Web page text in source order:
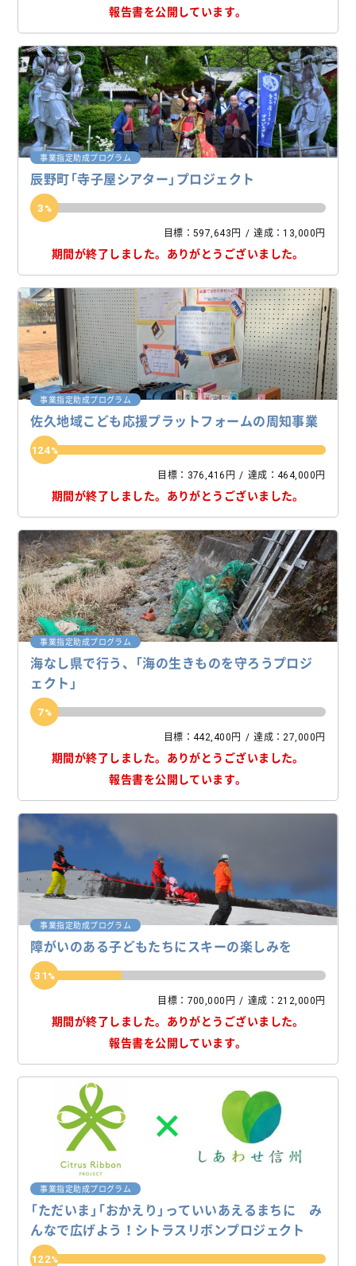
報告書を公開しています。
事業指定助成プログラム
辰野町「寺子屋シアター」プロジェクト
3
目標：597,643円 達成：13,000円
期間が終了しました。 ありがとうございました。
事業指定助成プログラム
佐久地域こども応援プラットフォームの周知事業
124
目標：376,416円 達成：464,000円
期間が終了しました。 ありがとうございました。
事業指定助成プログラム
海なし県で行う、「海の生きものを守ろうプロジ
ェクト」
7
目標：442,400円 達成：27,000円
期間が終了しました。 ありがとうございました。
報告書を公開しています。
事業指定助成プログラム
障がいのある子どもたちにスキーの楽しみを
31
目標：700,000円 達成：212,000円
期間が終了しました。 ありがとうございました。
報告書を公開しています。
事業指定助成プログラム
「ただいま」「おかえり」っていいあえるまちに み
んなで広げよう！シトラスリボンプロジェクト
122